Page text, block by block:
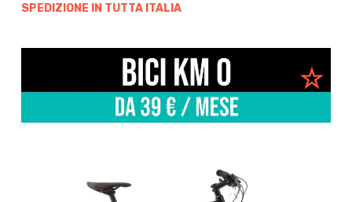
SPEDIZIONE IN TUTTA ITALIA